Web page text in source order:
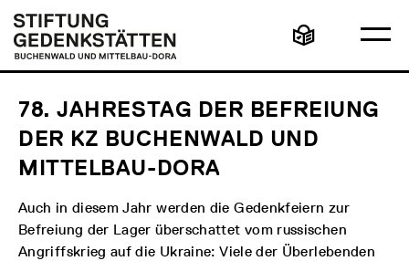
zum
Inhalt
Stiftung
Gedenkstätten
Buchenwald
und
Mittelbau-
Leichte
Sprache
78. JAHRESTAG DER BEFREIUNG
DER KZ BUCHENWALD UND
MITTELBAU-DORA
Auch in diesem Jahr werden die Gedenkfeiern zur
Befreiung der Lager überschattet vom russischen
Angriffskrieg auf die Ukraine: Viele der Überlebenden